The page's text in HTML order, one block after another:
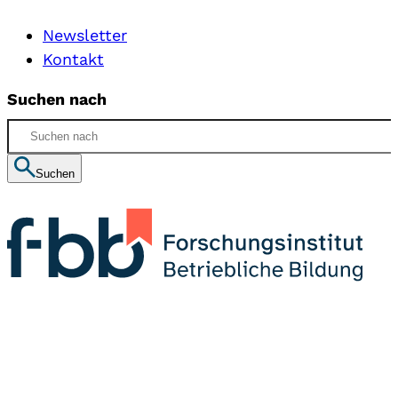
Newsletter
Kontakt
Suchen nach
Suchen